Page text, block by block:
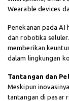
Wearable devices
Penekanan pada AI
dan robotika
memberikan
dalam lingkungan
Tantangan dan
Meskipun
tantangan di pasar